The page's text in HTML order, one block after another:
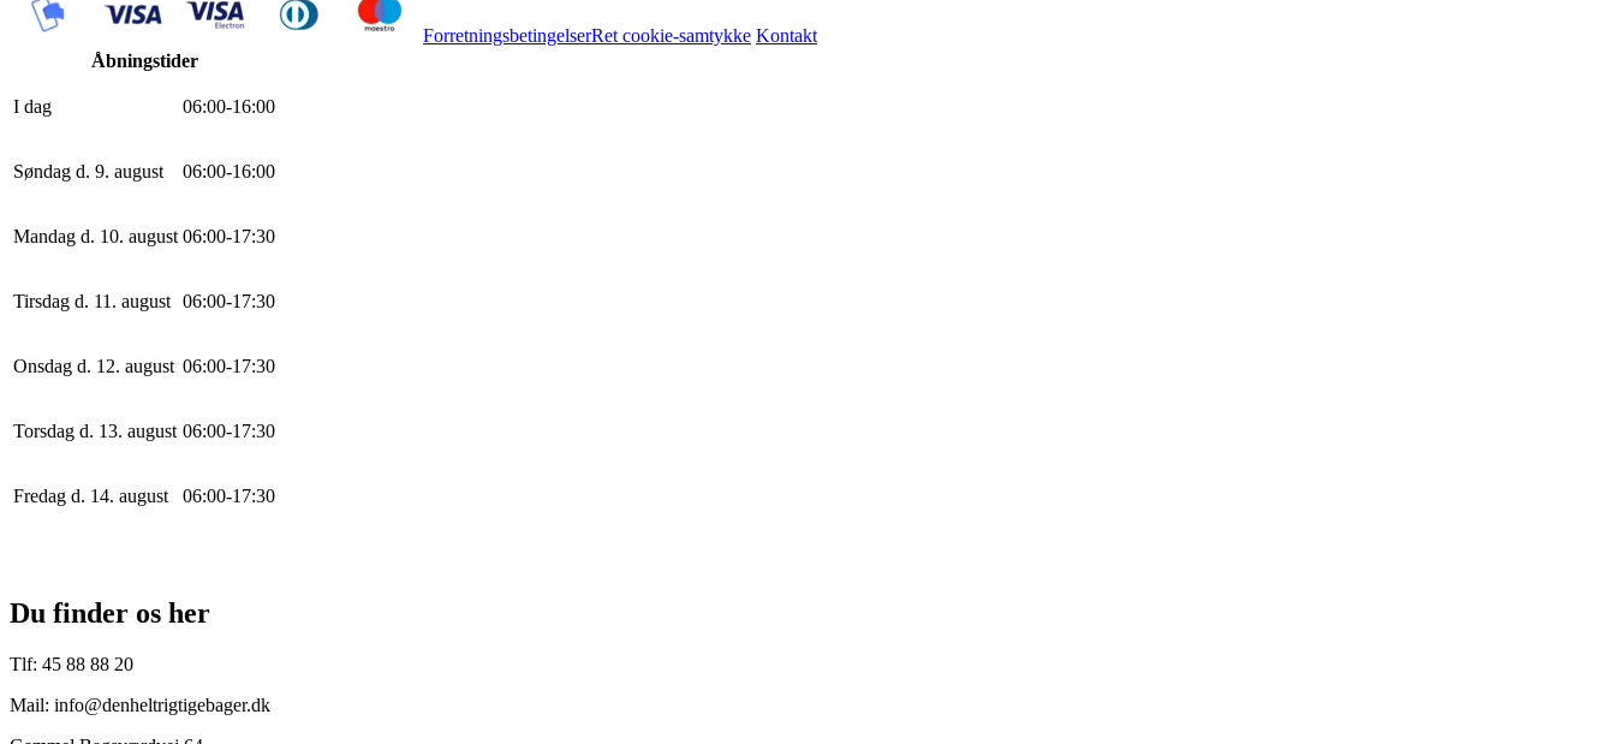
ForretningsbetingelserRet cookie-samtykke Kontakt
Åbningstider
I dag 06:00-16:00
Søndag d. 9. august 06:00-16:00
Mandag d. 10. august 06:00-17:30
Tirsdag d. 11. august 06:00-17:30
Onsdag d. 12. august 06:00-17:30
Torsdag d. 13. august 06:00-17:30
Fredag d. 14. august 06:00-17:30
Du finder os her
Tlf: 45 88 88 20
Mail: info@denheltrigtigebager.dk